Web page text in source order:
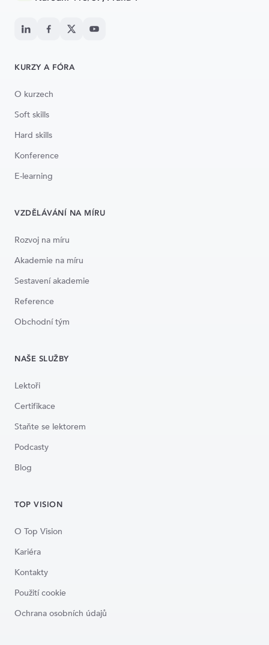
KURZY A FÓRA
O kurzech
Soft skills
Hard skills
Konference
E-learning
VZDĚLÁVÁNÍ NA MÍRU
Rozvoj na míru
Akademie na míru
Sestavení akademie
Reference
Obchodní tým
NAŠE SLUŽBY
Lektoři
Certifikace
Staňte se lektorem
Podcasty
Blog
TOP VISION
O Top Vision
Kariéra
Kontakty
Použití cookie
Ochrana osobních údajů